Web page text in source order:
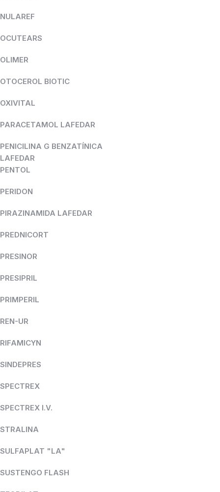
NULAREF
OCUTEARS
OLIMER
OTOCEROL BIOTIC
OXIVITAL
PARACETAMOL LAFEDAR
PENICILINA G BENZATÍNICA
LAFEDAR
PENTOL
PERIDON
PIRAZINAMIDA LAFEDAR
PREDNICORT
PRESINOR
PRESIPRIL
PRIMPERIL
REN-UR
RIFAMICYN
SINDEPRES
SPECTREX
SPECTREX I.V.
STRALINA
SULFAPLAT "LA"
SUSTENGO FLASH